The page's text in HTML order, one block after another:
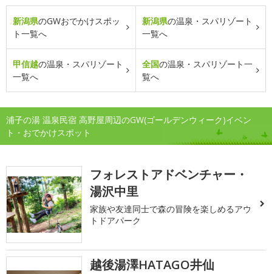
新潟県のGWおでかけスポッ
ト一覧へ
新潟県の温泉・スパリゾート
一覧へ
甲信越の温泉・スパリゾート
一覧へ
全国の温泉・スパリゾート一
覧へ
浦子の湯 温泉民宿 高野屋周辺のGW(ゴールデンウィーク)イベン
ト・おでかけスポット
フォレストアドベンチャー・
湯沢中里
家族や友達同士で森の冒険を楽しめるアウ
トドアパーク
越後湯澤HATAGO井仙